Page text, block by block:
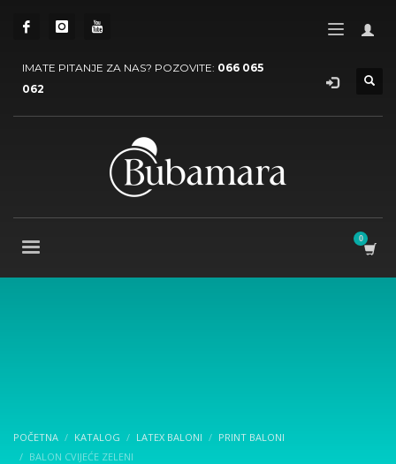
IMATE PITANJE ZA NAS? POZOVITE: 066 065
062
POČETNA KATALOG LATEX BALONI
PRINT BALONI
BALON CVIJEĆE ZELENI